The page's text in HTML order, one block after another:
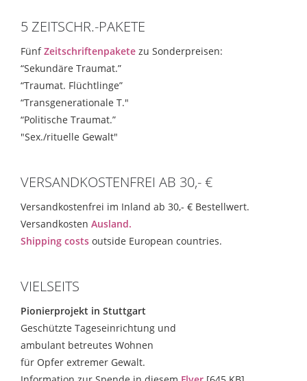
5 ZEITSCHR.-PAKETE
FünfZeitschriftenpakete zu Sonderpreisen:
“Sekundäre Traumat.”
“Traumat. Flüchtlinge”
“Transgenerationale T."
“Politische Traumat.”
"Sex./rituelle Gewalt"
VERSANDKOSTENFREI AB 30,- €
Versandkostenfrei im Inland ab 30,- € Bestellwert.
Versandkosten Ausland.
Shipping costs outside European countries.
VIELSEITS
Pionierprojekt in Stuttgart
Geschützte Tageseinrichtung und
ambulant betreutes Wohnen
für Opfer extremer Gewalt.